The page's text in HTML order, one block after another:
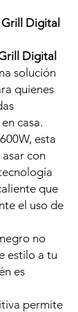
Digital
Digital
solución
quienes
casa.
esta
con
que
el uso de
no
estilo a tu
es
permite